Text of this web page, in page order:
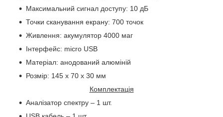
Максимальний сигнал доступу: 10 дБ
Точки сканування екрану: 700 точок
Живлення: акумулятор 4000 маг
Інтерфейс: micro USB
Матеріал: анодований алюміній
Розмір: 145 х 70 х 30 мм
Комплектація
Аналізатор спектру – 1 шт.